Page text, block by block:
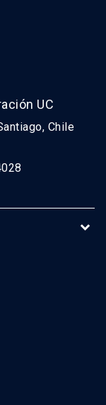
UC
Chile